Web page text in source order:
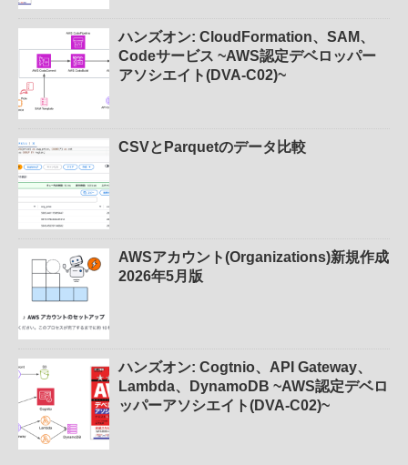
ハンズオン: CloudFormation、SAM、
Codeサービス ~AWS認定デベロッパー
アソシエイト(DVA-C02)~
CSVとParquetのデータ比較
AWSアカウント(Organizations)新規作成
2026年5月版
ハンズオン: Cogtnio、API Gateway、
Lambda、DynamoDB ~AWS認定デベロ
ッパーアソシエイト(DVA-C02)~